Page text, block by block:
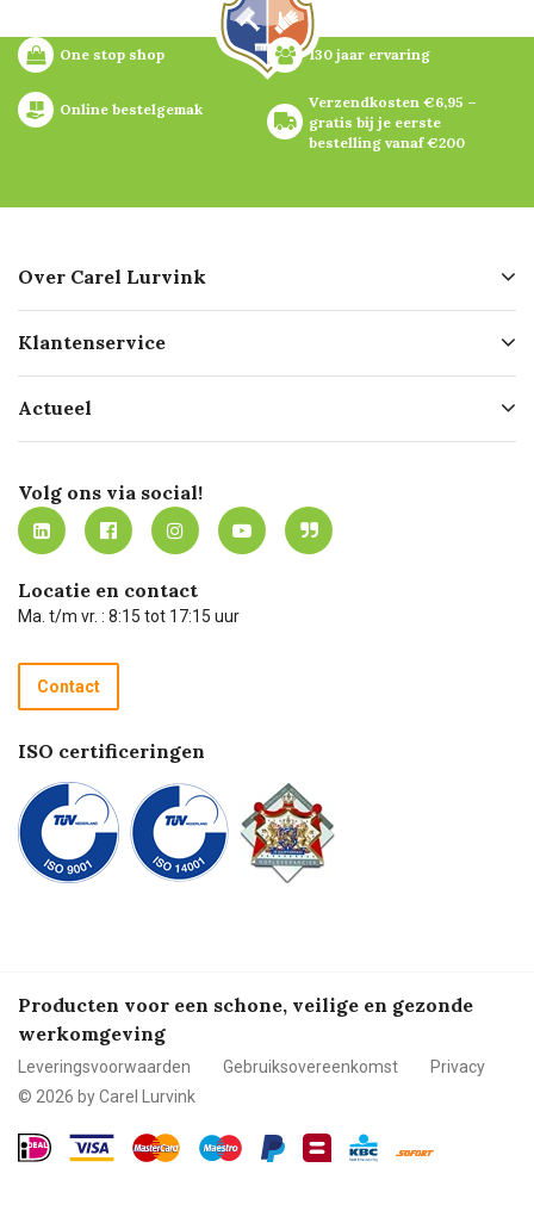
One stop shop 130 jaar ervaring
Online bestelgemak
Verzendkosten €6,95 –
gratis bij je eerste
bestelling vanaf €200
Over Carel Lurvink
Geschiedenis
Missie
Werken bij Carel Lurvink
MVO
Klantenservice
Bezorgen
Mijn Carel Lurvink
Mijn Carel Lurvink instructievideo's
Carel Lurvink App
Hulp op afstand
Technische dienst
Recycle programma
Betalen
Actueel
Innovation LAB
Tevreden klanten
Carel Lurvink Blog
Carel de podcast
Volg ons via social!
Locatie en contact
Ma. t/m vr. : 8:15 tot 17:15 uur
Contact
ISO certificeringen
Producten voor een schone, veilige en gezonde
werkomgeving
Leveringsvoorwaarden Gebruiksovereenkomst
Privacy
© 2026 by Carel Lurvink